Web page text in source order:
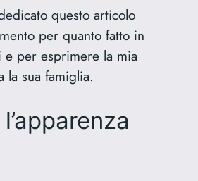
questo articolo
per quanto fatto in
e per esprimere la mia
la sua famiglia.